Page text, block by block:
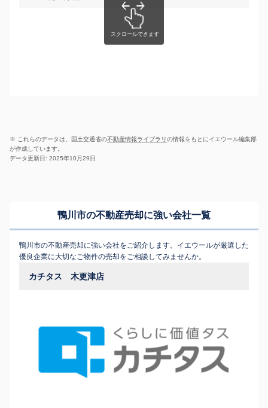
※ これらのデータは、国土交通省の不動産情報ライブラリの情報をもとにイエウール編集部
が作成しています。
データ更新日: 2025年10月29日
鴨川市の不動産売却に強い会社一覧
鴨川市の不動産売却に強い会社をご紹介します。イエウールが厳選した
優良企業に大切なご物件の売却をご相談してみませんか。
カチタス 木更津店